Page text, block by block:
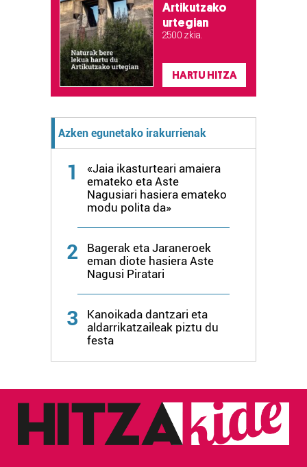
Artikutzako
urtegian
2.500 zkia.
HARTU HITZA
Azken egunetako irakurrienak
1
«Jaia ikasturteari amaiera
emateko eta Aste
Nagusiari hasiera emateko
modu polita da»
2
Bagerak eta Jaraneroek
eman diote hasiera Aste
Nagusi Piratari
3
Kanoikada dantzari eta
aldarrikatzaileak piztu du
festa